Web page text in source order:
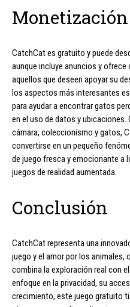
CatchCat es gratuito y puede
aunque incluye anuncios y
aquellos que deseen apoyar su
los aspectos más interesantes
para ayudar a encontrar gatos
en el uso de datos y ubicaciones.
cámara, coleccionismo y gatos,
convertirse en un pequeño
de juego fresca y emocionante a
juegos de realidad aumentada.
Conclusión
CatchCat representa una
juego y el amor por los animales,
combina la exploración real con
enfoque en la privacidad, su
crecimiento, este juego gratuito